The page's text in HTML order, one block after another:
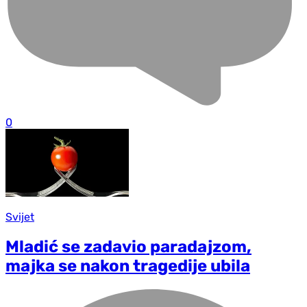
0
Svijet
Mladić se zadavio paradajzom,
majka se nakon tragedije ubila